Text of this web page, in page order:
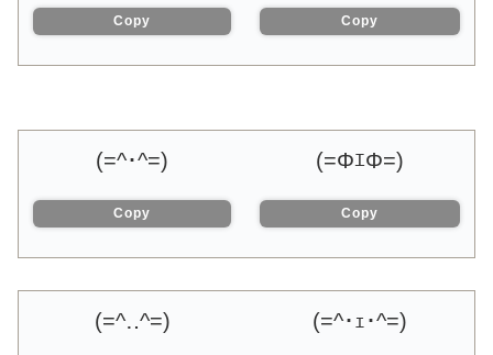
Copy
Copy
(=ΦｴΦ=)
Copy
(=^･^=)
Copy
(=^･ｪ･^=)
(=^‥^=)